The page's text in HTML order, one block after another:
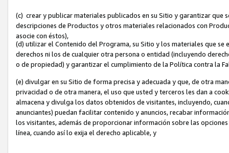
(c) crear y publicar materiales publicados en su Sitio y garantizar que
descripciones de Productos y otros materiales relacionados con
asocie con éstos),
(d) utilizar el Contenido del Programa, su Sitio y los materiales que se
derechos ni los de cualquier otra persona o entidad (incluyendo
o de propiedad) y garantizar el cumplimiento de la Política contra la
(e) divulgar en su Sitio de forma precisa y adecuada y que, de otra
privacidad o de otra manera, el uso que usted y terceros les dan a
almacena y divulga los datos obtenidos de visitantes, incluyendo,
anunciantes) puedan facilitar contenido y anuncios, recabar
los visitantes, además de proporcionar información sobre las
línea, cuando así lo exija el derecho aplicable, y